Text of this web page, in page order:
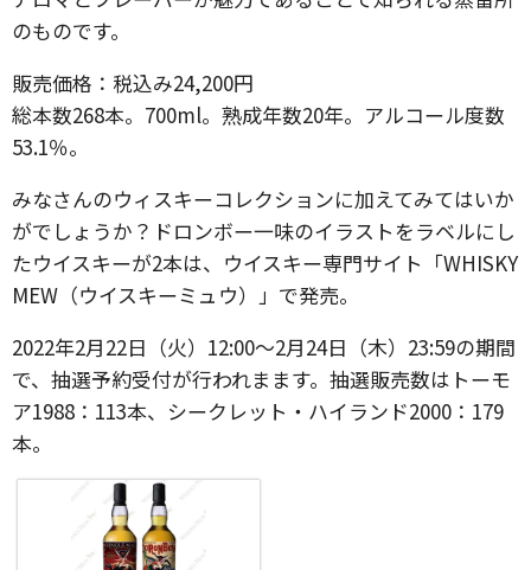
のものです。
販売価格：税込み24,200円
総本数268本。700ml。熟成年数20年。アルコール度数
53.1％。
みなさんのウィスキーコレクションに加えてみてはいか
がでしょうか？ドロンボー一味のイラストをラベルにし
たウイスキーが2本は、ウイスキー専門サイト「WHISKY
MEW（ウイスキーミュウ）」で発売。
2022年2月22日（火）12:00～2月24日（木）23:59の期間
で、抽選予約受付が行われまます。抽選販売数はトーモ
ア1988：113本、シークレット・ハイランド2000：179
本。